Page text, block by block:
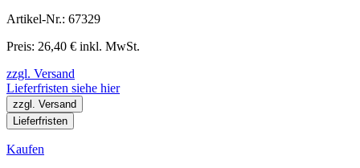
Artikel-Nr.: 67329
Preis: 26,40 € inkl. MwSt.
zzgl. Versand
Lieferfristen siehe hier
zzgl. Versand
Lieferfristen
Kaufen